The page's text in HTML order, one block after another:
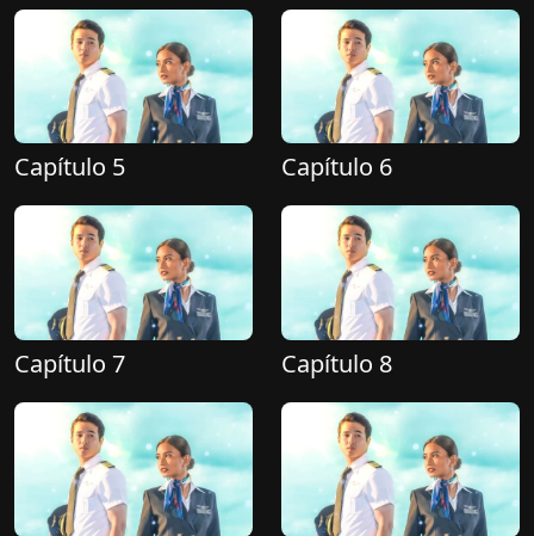
Capítulo 5 Capítulo 6
Capítulo 7 Capítulo 8